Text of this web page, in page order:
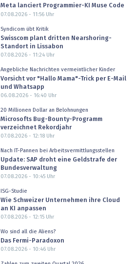
Meta lanciert Programmier-KI Muse Code
07.08.2026 - 11:56Uhr
Syndicom übt Kritik
Swisscom plant dritten Nearshoring-
Standort in Lissabon
07.08.2026 - 11:24Uhr
Angebliche Nachrichten vermeintlicher Kinder
Vorsicht vor "Hallo Mama"-Trick per E-Mail
und Whatsapp
06.08.2026 - 16:40 Uhr
20 Millionen Dollar an Belohnungen
Microsofts Bug-Bounty-Programm
verzeichnet Rekordjahr
07.08.2026 - 12:18Uhr
Nach IT-Pannen bei Arbeitsvermittlungsstellen
Update: SAP droht eine Geldstrafe der
Bundesverwaltung
07.08.2026 - 10:45Uhr
ISG-Studie
Wie Schweizer Unternehmen ihre Cloud
an KI anpassen
07.08.2026 - 12:15Uhr
Wo sind all die Aliens?
Das Fermi-Paradoxon
07.08.2026 - 10:46Uhr